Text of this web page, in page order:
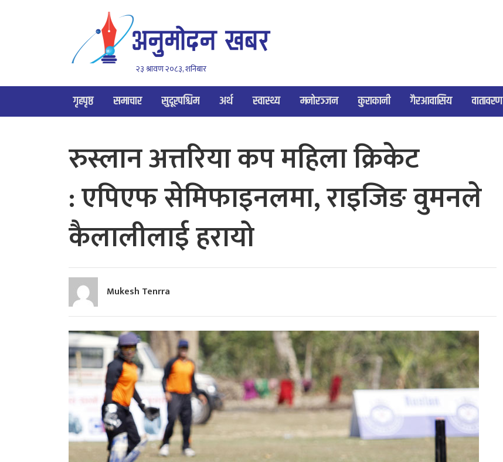
२३ श्रावण २०८३, शनिबार
गृहपृष्ठ समाचार सुदूरपश्चिम अर्थ स्वास्थ्य मनोरञ्जन कुराकानी गैरआवासिय वातावरण
रुस्लान अत्तरिया कप महिला क्रिकेट
: एपिएफ सेमिफाइनलमा, राइजिङ वुमनले
कैलालीलाई हरायो
Mukesh Tenrra